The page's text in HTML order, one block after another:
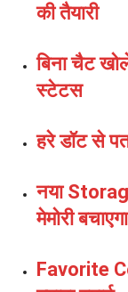
की तैयारी
बिना चैट
स्टेटस
हरे डॉट से
नया
मेमोरी बचाएगा
Favorite